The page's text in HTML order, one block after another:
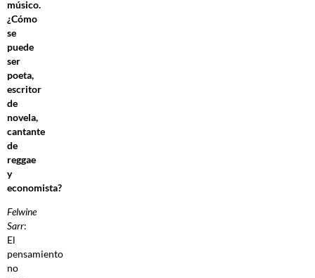
músico.
¿Cómo
se
puede
ser
poeta,
escritor
de
novela,
cantante
de
reggae
y
economista?
Felwine
Sarr:
El
pensamiento
no